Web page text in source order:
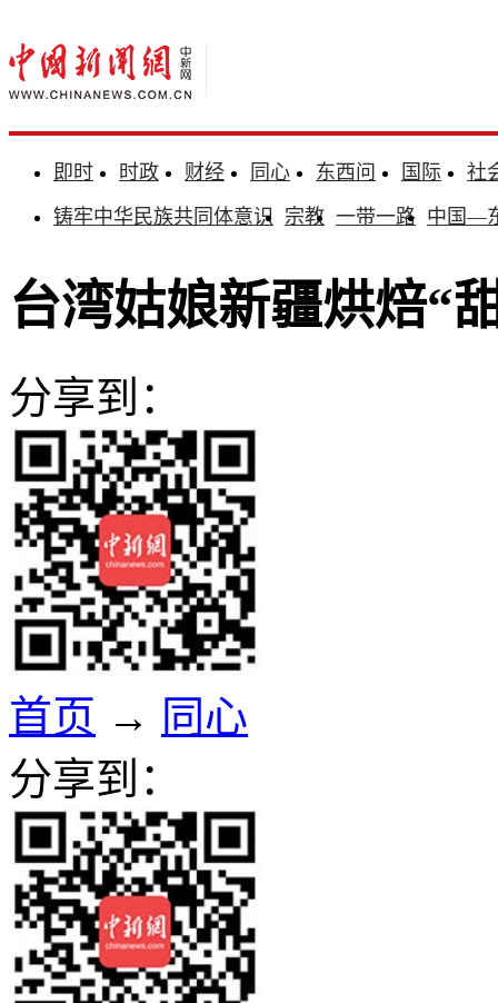
即时 时政 财经 同心 东西问 国际
社
铸牢中华民族共同体意识 宗教 一带一路 中国—
台湾姑娘新疆烘焙“
分享到：
首页 → 同心
分享到：